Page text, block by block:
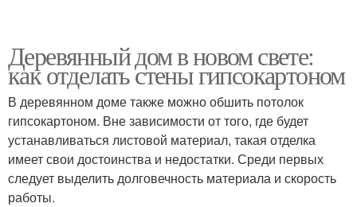
Деревянный дом в новом свете:
как отделать стены гипсокартоном
В деревянном доме также можно обшить потолок
гипсокартоном. Вне зависимости от того, где будет
устанавливаться листовой материал, такая отделка
имеет свои достоинства и недостатки. Среди первых
следует выделить долговечность материала и скорость
работы.